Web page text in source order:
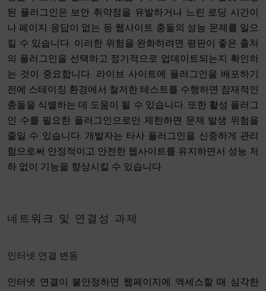
된 플러그인은 보안 취약점을 유발하거나 느린 로딩 시간이
나 페이지 응답이 없는 등 웹사이트 충돌의 성능 문제를 일으
킬 수 있습니다. 이러한 위험을 완화하려면 평판이 좋은 출처
의 플러그인을 선택하고 정기적으로 업데이트되는지 확인하
는 것이 중요합니다. 라이브 사이트에 플러그인을 배포하기
전에 스테이징 환경에서 철저한 테스트를 수행하면 잠재적인
충돌을 식별하는 데 도움이 될 수 있습니다. 또한 활성 플러그
인 수를 필요한 플러그인으로만 제한하면 문제 발생 위험을
줄일 수 있습니다. 개발자는 타사 플러그인을 신중하게 관리
함으로써 안정적이고 안전한 웹사이트를 유지하면서 성능 저
하 없이 기능을 향상시킬 수 있습니다.
네트워크 및 연결성 과제
인터넷 연결 변동
인터넷 연결이 불안정하면 웹페이지에 액세스할 때 심각한